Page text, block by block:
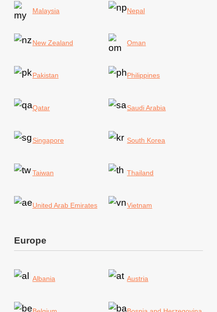
Malaysia Nepal
New Zealand Oman
Pakistan Philippines
Qatar Saudi Arabia
Singapore South Korea
Taiwan Thailand
United Arab Emirates Vietnam
Europe
Albania Austria